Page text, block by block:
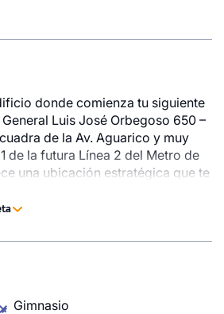
donde comienza tu siguiente
Luis José Orbegoso 650 –
de la Av. Aguarico y muy
de la futura Línea 2 del Metro de
una ubicación estratégica que te
Gimnasio